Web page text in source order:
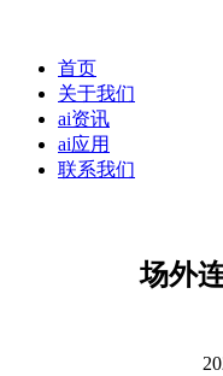
首页
关于我们
ai资讯
ai应用
联系我们
场外